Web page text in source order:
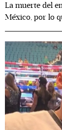
La muerte del
México, por lo